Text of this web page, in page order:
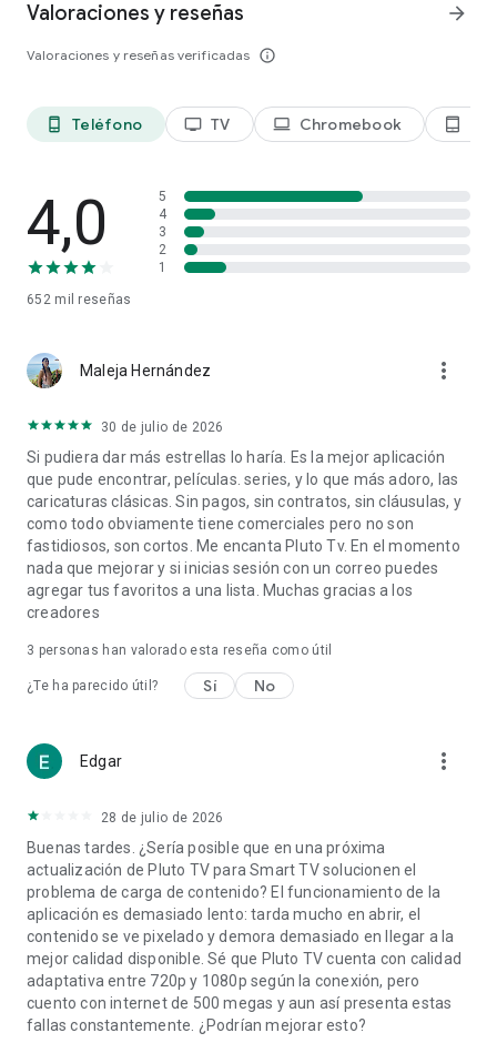
networks and top content providers, including:
NFL
CBS
Comedy Central
SHOWTIME
And more!
on a long commute, winding down after a long day, or just
ready — no subscription required.
Save live TV channels to a personalized Favorites list
Add movies and shows to your Watchlist to find them fast
Browse curated hubs to discover your next watch without the
scroll
Pick up exactly where you left off, on any device when you
register for free.
Watch & stream all your favorite free movies, live TV shows
and video on demand everywhere, 100% free and legal.
watching.
Valoraciones y reseñas
Valoraciones y reseñas verificadas info_outline
arrow_forward
phone_android Teléfono tv TV laptop Chromebook tablet_android
4,0
652 mil reseñas
5
4
3
2
1
Maleja Hernández more_vert
30 de julio de 2026
Si pudiera dar más estrellas lo haría. Es la mejor aplicación
que pude encontrar, películas. series, y lo que más adoro, las
caricaturas clásicas. Sin pagos, sin contratos, sin cláusulas, y
como todo obviamente tiene comerciales pero no son
fastidiosos, son cortos. Me encanta Pluto Tv. En el momento
nada que mejorar y si inicias sesión con un correo puedes
agregar tus favoritos a una lista. Muchas gracias a los
creadores
3 personas han valorado esta reseña como útil
¿Te ha parecido útil? Sí No
Edgar more_vert
28 de julio de 2026
Buenas tardes. ¿Sería posible que en una próxima
actualización de Pluto TV para Smart TV solucionen el
problema de carga de contenido? El funcionamiento de la
aplicación es demasiado lento: tarda mucho en abrir, el
contenido se ve pixelado y demora demasiado en llegar a la
mejor calidad disponible. Sé que Pluto TV cuenta con calidad
adaptativa entre 720p y 1080p según la conexión, pero
cuento con internet de 500 megas y aun así presenta estas
fallas constantemente. ¿Podrían mejorar esto?